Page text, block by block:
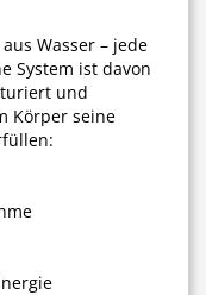
Wasser – jede
System ist davon
und
Körper seine